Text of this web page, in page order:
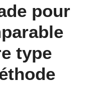
pour
type